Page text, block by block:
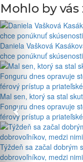
Mohlo by
Daniela Vašková
chce ponúknuť
Mal sen, ktorý sa stal
Fonguru dnes opravuje
férový prístup a
Týždeň sa začal dobrým
dobrovoľníkov, medzi